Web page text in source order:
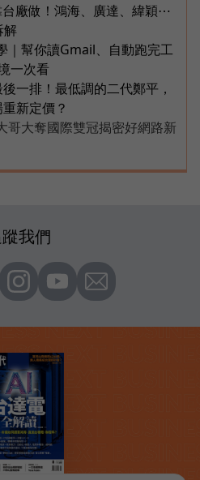
廠做！鴻海、廣達、緯穎⋯
解
｜幫你讀Gmail、自動跑完工
一次看
一排！最低調的二代鄭平，
新定價？
哥大奪國際雙冠揭密好網路新
我們